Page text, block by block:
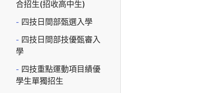
合招生(招收高中生)
四技日間部甄選入學
四技日間部技優甄審入
學
四技重點運動項目績優
學生單獨招生